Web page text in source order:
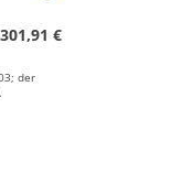
301,91 €
der